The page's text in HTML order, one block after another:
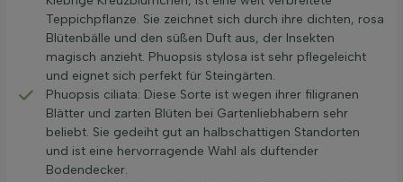
Teppichpflanze. Sie zeichnet sich durch ihre dichten, rosa
Blütenbälle und den süßen Duft aus, der Insekten
magisch anzieht. Phuopsis stylosa ist sehr pflegeleicht
und eignet sich perfekt für Steingärten.
Phuopsis ciliata: Diese Sorte ist wegen ihrer filigranen
Blätter und zarten Blüten bei Gartenliebhabern sehr
beliebt. Sie gedeiht gut an halbschattigen Standorten
und ist eine hervorragende Wahl als duftender
Bodendecker.